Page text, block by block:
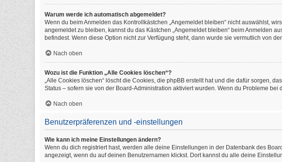
Warum werde ich automatisch abgemeldet?
Wenn du beim Anmelden das Kontrollkästchen „Angemeldet bleiben“ nicht auswählst,
angemeldet zu bleiben, kannst du das Kästchen „Angemeldet bleiben“ beim Anmelden
befindest. Wenn diese Option nicht zur Verfügung steht, dann wurde sie vermutlich von
Nach oben
Wozu ist die Funktion „Alle Cookies löschen“?
„Alle Cookies löschen“ löscht die Cookies, die phpBB erstellt hat und die dafür sorgen,
Status – sofern sie von der Board-Administration aktiviert wurden. Wenn du Probleme
Nach oben
Benutzerpräferenzen und -einstellungen
Wie kann ich meine Einstellungen ändern?
Wenn du dich registriert hast, werden alle deine Einstellungen in der Datenbank des
angezeigt, wenn du auf deinen Benutzernamen klickst. Dort kannst du alle deine